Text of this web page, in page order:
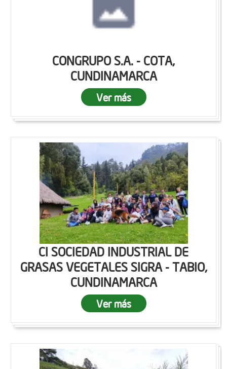
CONGRUPO S.A. - COTA,
CUNDINAMARCA
Ver más
CI SOCIEDAD INDUSTRIAL DE
GRASAS VEGETALES SIGRA - TABIO,
CUNDINAMARCA
Ver más